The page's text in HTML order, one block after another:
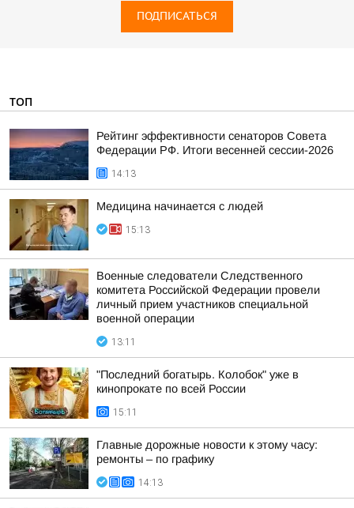
ПОДПИСАТЬСЯ
ТОП
Рейтинг эффективности сенаторов Совета
Федерации РФ. Итоги весенней сессии-2026
14:13
Медицина начинается с людей
15:13
Военные следователи Следственного
комитета Российской Федерации провели
личный прием участников специальной
военной операции
13:11
"Последний богатырь. Колобок" уже в
кинопрокате по всей России
15:11
Главные дорожные новости к этому часу:
ремонты – по графику
14:13